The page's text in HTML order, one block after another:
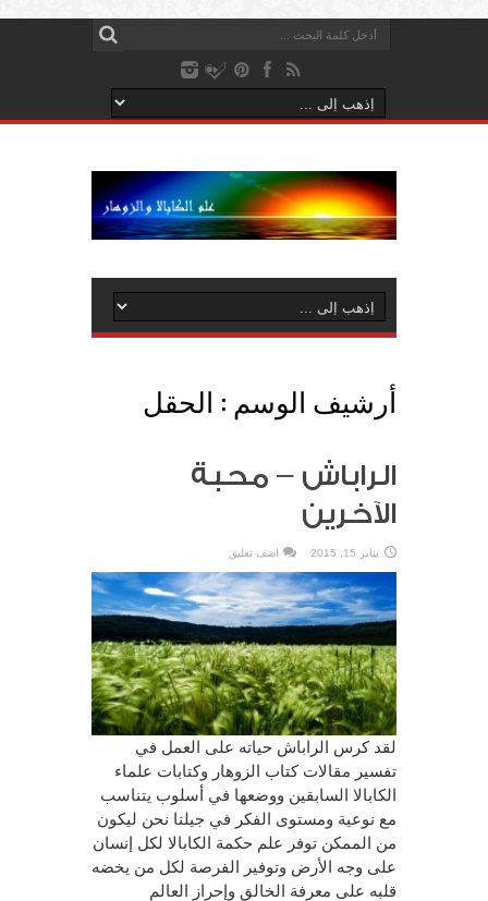
أرشيف الوسم : الحقل
الراباش – محبة
الآخرين
يناير 15, 2015 اضف تعليق
لقد كرس الراباش حياته على العمل في
تفسير مقالات كتاب الزوهار وكتابات علماء
الكابالا السابقين ووضعها في أسلوب يتناسب
مع نوعية ومستوى الفكر في جيلنا نحن ليكون
من الممكن توفر علم حكمة الكابالا لكل إنسان
على وجه الأرض وتوفير الفرصة لكل من يخضه
قلبه على معرفة الخالق وإحراز العالم